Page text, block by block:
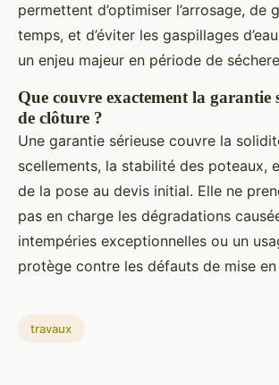
permettent d’optimiser l’arrosage, de
temps, et d’éviter les gaspillages
un enjeu majeur en période de
Que couvre exactement la garantie
de clôture ?
Une garantie sérieuse couvre la
scellements, la stabilité des poteaux,
de la pose au devis initial. Elle ne
pas en charge les dégradations
intempéries exceptionnelles ou un
protège contre les défauts de mise
travaux